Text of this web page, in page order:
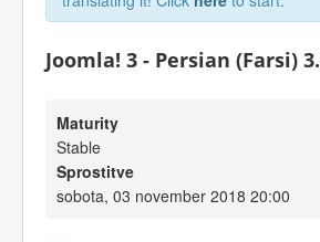
Joomla! 3 - Persian (Farsi)
Maturity
Stable
Sprostitve
sobota, 03 november 2018 20:00